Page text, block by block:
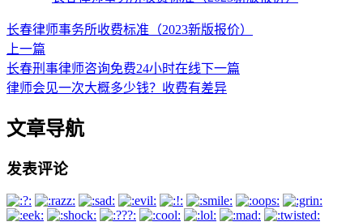
长春律师事务所收费标准（2023新版报价）
上一篇
长春刑事律师咨询免费24小时在线下一篇
律师会见一次大概多少钱？收费有差异
文章导航
发表评论